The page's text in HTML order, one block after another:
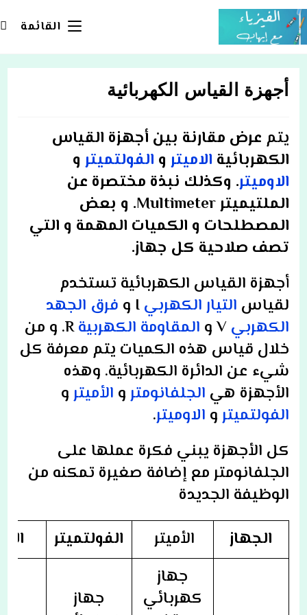
Skip
to
content
القائمة
أجهزة القياس الكهربائية
يتم عرض مقارنة بين أجهزة القياس
الكهربائية الاميتر و الفولتميتر و
الاوميتر. وكذلك نبذة مختصرة عن
الملتيميتر Multimeter. و بعض
المصطلحات و الكميات المهمة و التي
تصف صلاحية كل جهاز.
أجهزة القياس الكهربائية تستخدم
لقياس التيار الكهربيI و
فرق الجهد
الكهربيV و المقاومة الكهربية R. و من
خلال قياس هذه الكميات يتم معرفة كل
شيء عن الدائرة الكهربائية. وهذه
الأجهزة هي الجلفانومترو الأميترو
الفولتميترو الاوميتر.
كل الأجهزة يبني فكرة عملها على
الجلفانومتر مع إضافة صغيرة تمكنه من
الوظيفة الجديدة
الجهاز
الأميتر الفولتميتر
جهاز
كهربائي
جهاز